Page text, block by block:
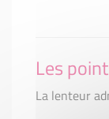
Les
La lenteur